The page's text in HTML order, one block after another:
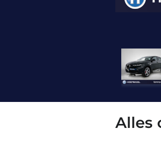
Alles